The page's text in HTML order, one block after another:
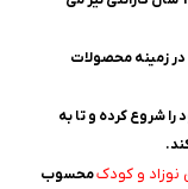
در زمینه محصولات
خود را شروع کرده و تا به
نوزاد و کودکمحسوب